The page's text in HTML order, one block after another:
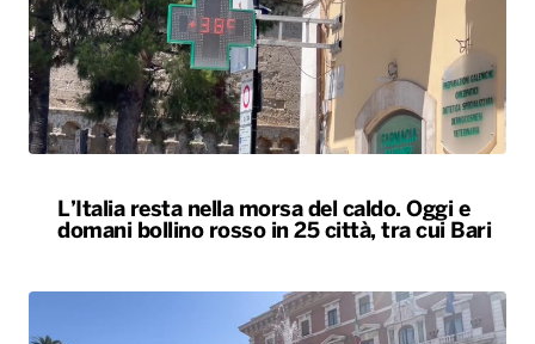
L’Italia resta nella morsa del caldo. Oggi e
domani bollino rosso in 25 città, tra cui Bari